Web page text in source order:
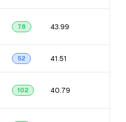
78 43.99
52 41.51
102 40.79